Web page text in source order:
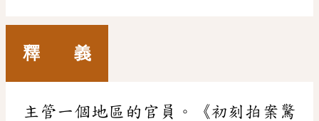
釋 義
主管一個地區的官員。《初刻拍案驚